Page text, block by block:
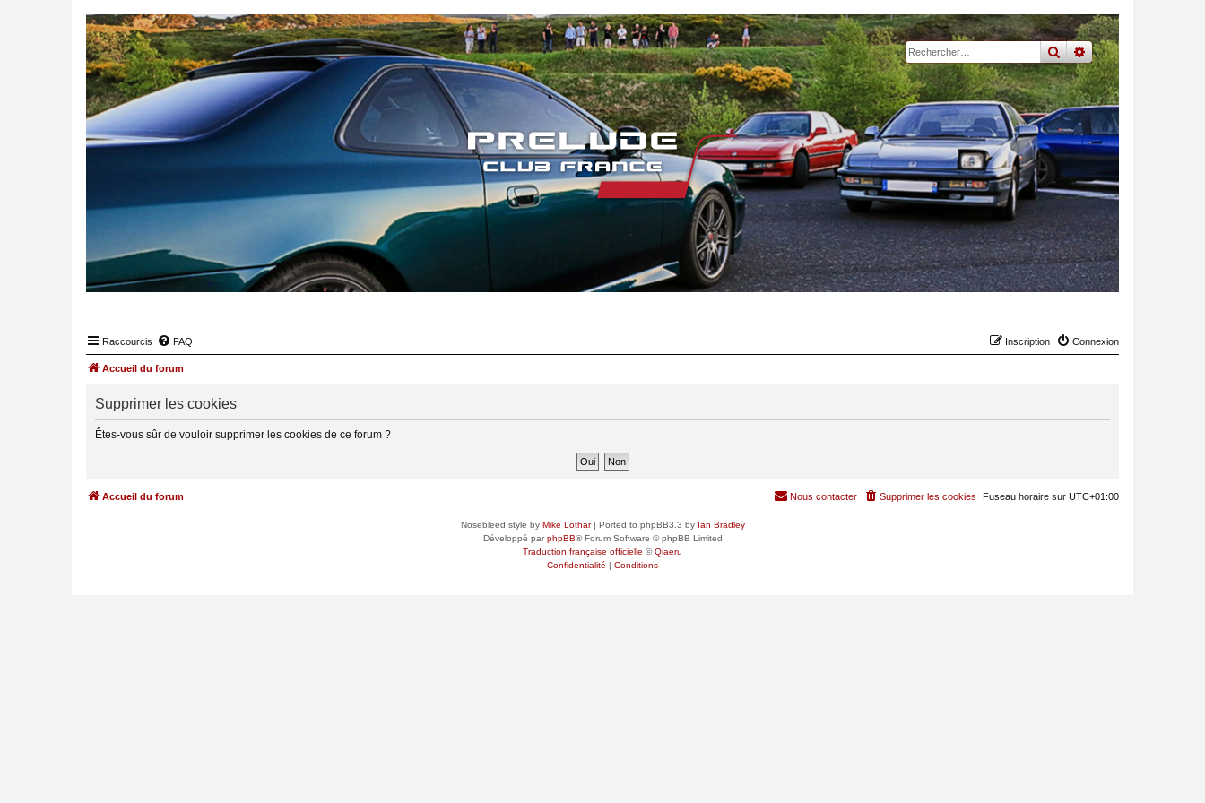
rechercher
recherche
Raccourcis FAQ Connexion
Inscription
Accueil du forum
Supprimer les cookies
Êtes-vous sûr de vouloir supprimer les cookies de ce forum ?
Accueil du forum Fuseau horaire sur UTC+01:00
Supprimer les cookies
Nous contacter
Nosebleed style by Mike Lothar| Ported to phpBB3.3 by Ian Bradley
Développé parphpBB® Forum Software © phpBB Limited
Traduction française officielle ©Qiaeru
Confidentialité | Conditions